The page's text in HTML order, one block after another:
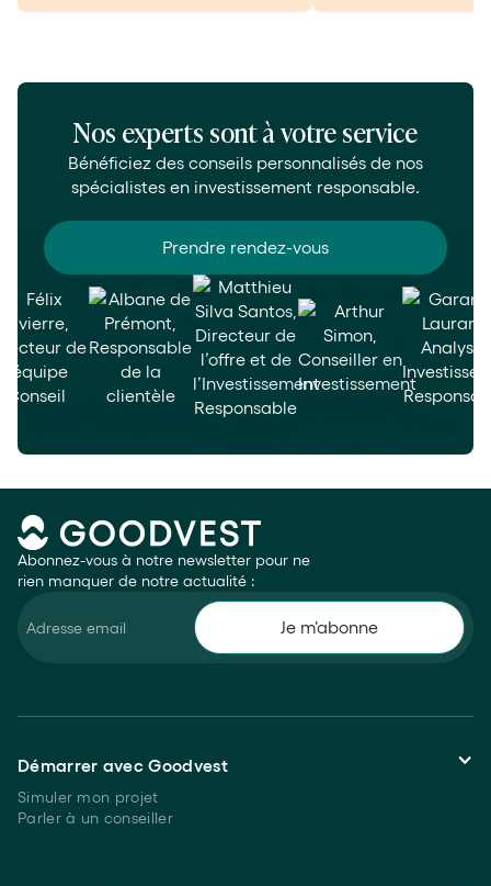
Nos experts sont à votre service
Bénéficiez des conseils personnalisés de nos
spécialistes en investissement responsable.
Prendre rendez-vous
Abonnez-vous à notre newsletter pour ne
rien manquer de notre actualité :
Démarrer avec Goodvest
Simuler mon projet
Parler à un conseiller